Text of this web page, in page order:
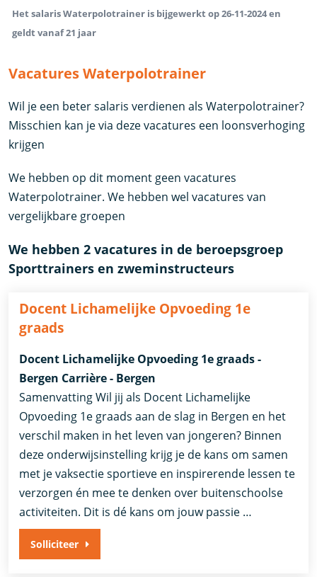
Het salaris Waterpolotrainer is bijgewerkt op 26-11-2024 en
geldt vanaf 21 jaar
Vacatures Waterpolotrainer
Wil je een beter salaris verdienen als Waterpolotrainer?
Misschien kan je via deze vacatures een loonsverhoging
krijgen
We hebben op dit moment geen vacatures
Waterpolotrainer. We hebben wel vacatures van
vergelijkbare groepen
We hebben 2 vacatures in de beroepsgroep
Sporttrainers en zweminstructeurs
Docent Lichamelijke Opvoeding 1e
graads
Docent Lichamelijke Opvoeding 1e graads -
Bergen Carrière - Bergen
Samenvatting Wil jij als Docent Lichamelijke
Opvoeding 1e graads aan de slag in Bergen en het
verschil maken in het leven van jongeren? Binnen
deze onderwijsinstelling krijg je de kans om samen
met je vaksectie sportieve en inspirerende lessen te
verzorgen én mee te denken over buitenschoolse
activiteiten. Dit is dé kans om jouw passie …
Solliciteer